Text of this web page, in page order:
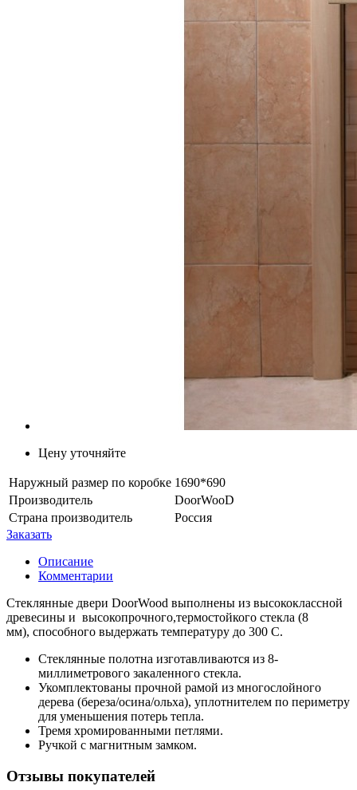
Цену уточняйте
Наружный размер по коробке 1690*690
Производитель
DoorWooD
Страна производитель
Россия
Заказать
Описание
Комментарии
Стеклянные двери DoorWood выполнены из высококлассной
древесины и высокопрочного,термостойкого стекла (8
мм), способного выдержать температуру до 300 С.
Стеклянные полотна изготавливаются из 8-
миллиметрового закаленного стекла.
Укомплектованы прочной рамой из многослойного
дерева (береза/осина/ольха), уплотнителем по периметру
для уменьшения потерь тепла.
Тремя хромированными петлями.
Ручкой с магнитным замком.
Отзывы покупателей